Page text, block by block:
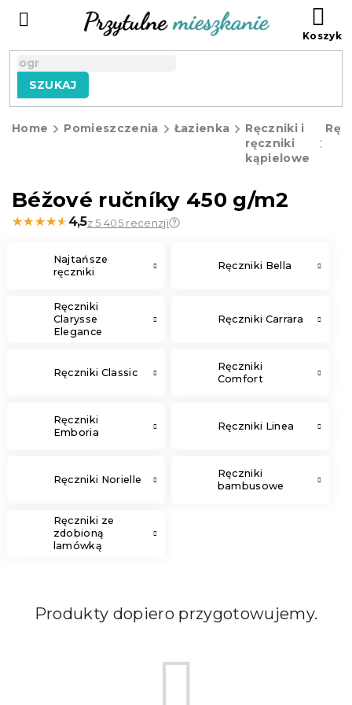
SZUKAJ
Home Pomieszczenia Łazienka
Ręczniki i
ręczniki
kąpielowe
Béžové ručníky 450 g/m2
★★★★★
★★★★★ 4,5z 5 405 recenzji
Najtańsze
ręczniki
Ręczniki Bella
Ręczniki
Clarysse
Elegance
Ręczniki Carrara
Ręczniki Classic
Ręczniki
Comfort
Ręczniki
Emboria
Ręczniki Linea
Ręczniki Norielle
Ręczniki
bambusowe
Ręczniki ze
zdobioną
lamówką
Produkty dopiero przygotowujemy.